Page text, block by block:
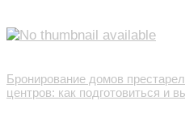
Бронирование домов
центров: как подготовиться и